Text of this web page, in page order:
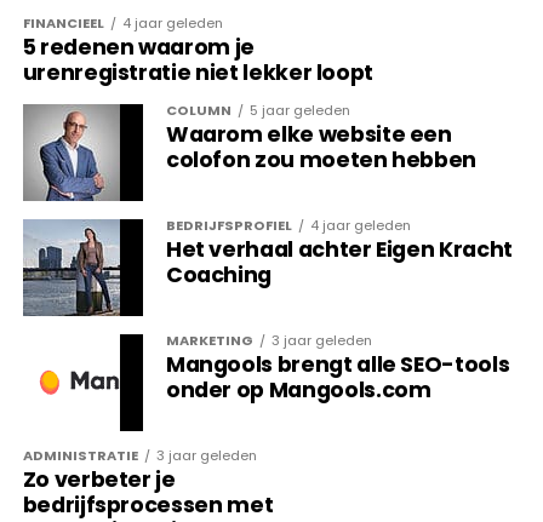
This update is now
complete.
— Google Search Central (@googlesearchc)September 28,
2023
Wat betekent dit voor mijn
website?
Voor website-eigenaren betekent deze update dat
het van belang is om enkel kwalitatieve en
behulpzame content op de website te publiceren.
Wanneer dit het geval is, is de kans op hoge
Heb je content op jouw website staan die niet direct
behulpzaam is voor bezoekers? Dan raadt Google
FINANCIEEL 4 jaar geleden
5 redenen waarom je
urenregistratie niet lekker loopt
COLUMN 5 jaar geleden
Waarom elke website een
colofon zou moeten hebben
BEDRIJFSPROFIEL 4 jaar geleden
Het verhaal achter Eigen Kracht
Coaching
MARKETING 3 jaar geleden
Mangools brengt alle SEO-tools
onder op Mangools.com
ADMINISTRATIE 3 jaar geleden
Zo verbeter je
bedrijfsprocessen met